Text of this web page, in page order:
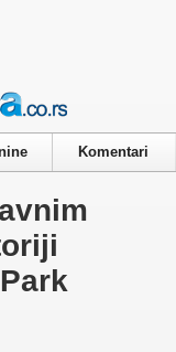
Komentari